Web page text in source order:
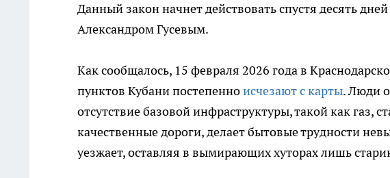
Данный закон начнет действовать спустя десять
Александром Гусевым.
Как сообщалось, 15 февраля 2026 года в
пунктов Кубани постепенноисчезают с карты. Люди
отсутствие базовой инфраструктуры, такой как газ,
качественные дороги, делает бытовые трудности
уезжает, оставляя в вымирающих хуторах лишь